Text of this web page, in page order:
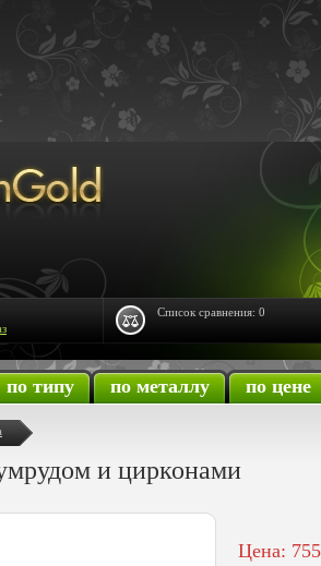
по типу по металлу по цене
и цирконами
Цена:
Список сравнения: 0